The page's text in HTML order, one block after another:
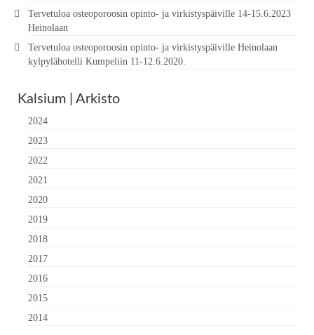
Tervetuloa osteoporoosin opinto- ja virkistyspäiville 14-15.6.2023
Heinolaan
Tervetuloa osteoporoosin opinto- ja virkistyspäiville Heinolaan
kylpylähotelli Kumpeliin 11-12.6.2020.
Kalsium | Arkisto
2024
2023
2022
2021
2020
2019
2018
2017
2016
2015
2014